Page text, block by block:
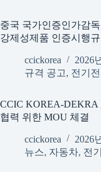
중국 국가인증인가감
강제성제품 인증시행
ccickorea
2026
규격 공고, 전기
CCIC KOREA-
협력 위한 MOU 체결
ccickorea
2026
뉴스, 자동차, 전